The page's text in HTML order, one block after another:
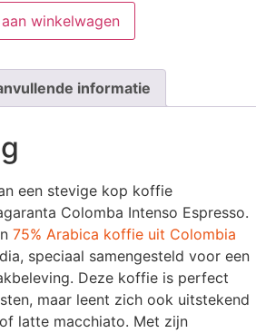
winkelwagen
informatie
een stevige kop koffie
Colomba Intenso Espresso.
75% Arabica koffie uit Colombia
speciaal samengesteld voor een
Deze koffie is perfect
maar leent zich ook uitstekend
latte macchiato. Met zijn